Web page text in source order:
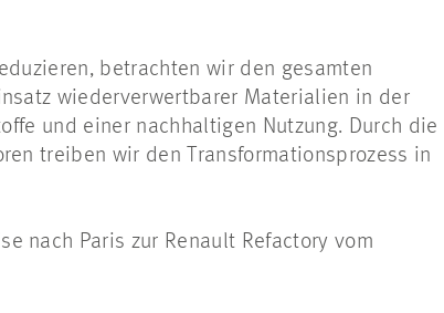
betrachten wir den gesamten
wiederverwertbarer Materialien in der
und einer nachhaltigen Nutzung. Durch die
treiben wir den Transformationsprozess in
nach Paris zur Renault Refactory vom